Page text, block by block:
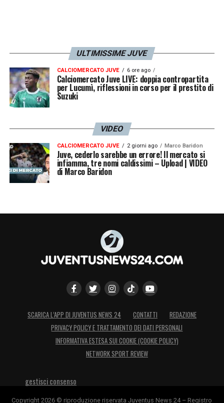
ULTIMISSIME JUVE
CALCIOMERCATO JUVE 6 ore ago
Calciomercato Juve LIVE: doppia contropartita
per Lucumì, riflessioni in corso per il prestito di
Suzuki
VIDEO
CALCIOMERCATO JUVE 2 giorni ago Marco Baridon
Juve, cederlo sarebbe un errore! Il mercato si
infiamma, tre nomi caldissimi – Upload | VIDEO
di Marco Baridon
SCARICA L’APP DI JUVENTUS NEWS 24 CONTATTI
REDAZIONE
PRIVACY POLICY E TRATTAMENTO DEI DATI PERSONALI
INFORMATIVA ESTESA SUI COOKIE (COOKIE POLICY)
NETWORK SPORT REVIEW
gestisci consenso
Copyright 2026 © riproduzione riservata Juventus News 24 – Registro